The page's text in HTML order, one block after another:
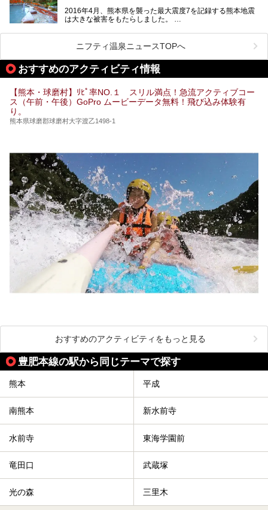
出すスーパー銭湯が豊富です。なかでも注目のスーパー銭湯
をピックアップしました。
2016年4月、熊本県を襲った最大震度7を記録する熊本地震
は大きな被害をもたらしました。
阿蘇山麓の南阿蘇村の「地獄温泉 清風荘」、そして「清風
荘」から400mほど離れた「垂玉（たるたま）温泉 山口旅
館」の2軒は、この地震による土砂崩れなどのために、一時
期は孤立状態に。もしかしたらこの時のニュースで、「地獄
温泉」と「垂玉温泉」の名前を知った人もいるかもしれませ
ん。
この2軒は今どうなっているのでしょうか。実は現在は「地
獄温泉 青風荘．」「垂玉温泉 瀧日和」として営業を再開し
します。
ニフティ温泉ニュースTOPへ
おすすめのアクティビティ情報
【熊本・球磨村】ﾘﾋﾟ率NO.１ スリル満点！急流アクティブコー
ス（午前・午後）GoPro ムービーデータ無料！飛び込み体験有
り。
熊本県球磨郡球磨村大字渡乙1498-1
おすすめのアクティビティをもっと見る
豊肥本線の駅から同じテーマで探す
熊本 平成
南熊本 新水前寺
水前寺 東海学園前
竜田口 武蔵塚
光の森 三里木